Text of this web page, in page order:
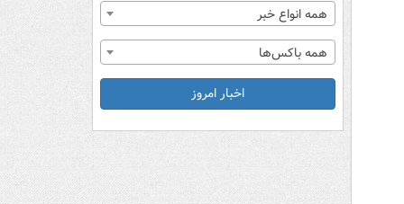
همه انواع خبر
همه باکس‌ها
اخبار امروز